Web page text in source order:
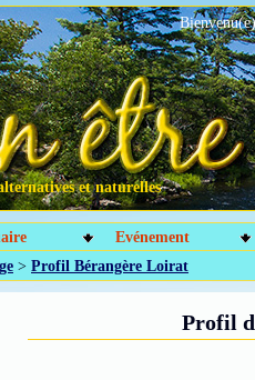
et naturelles
Evénement
> Profil Bérangère Loirat
Profil